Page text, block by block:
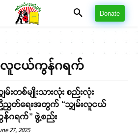
Donate
လူငယ်ကွန်ဂရက်
မ်းတစ်မျိုးသားလုံး စည်းလုံး
ညွတ်ရေးအတွက် “သျှမ်းလူငယ်
ဂရက်” ဖွဲ့စည်း
27, 2025